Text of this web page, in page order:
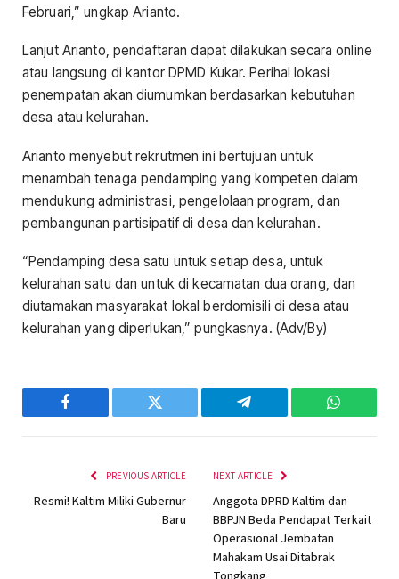
Februari,” ungkap Arianto.
Lanjut Arianto, pendaftaran dapat dilakukan secara online
atau langsung di kantor DPMD Kukar. Perihal lokasi
penempatan akan diumumkan berdasarkan kebutuhan
desa atau kelurahan.
Arianto menyebut rekrutmen ini bertujuan untuk
menambah tenaga pendamping yang kompeten dalam
mendukung administrasi, pengelolaan program, dan
pembangunan partisipatif di desa dan kelurahan.
“Pendamping desa satu untuk setiap desa, untuk
kelurahan satu dan untuk di kecamatan dua orang, dan
diutamakan masyarakat lokal berdomisili di desa atau
kelurahan yang diperlukan,” pungkasnya. (Adv/By)
Facebook Twitter Telegram
PREVIOUS ARTICLE
Resmi! Kaltim Miliki Gubernur
Baru
NEXT ARTICLE
Anggota DPRD Kaltim dan
BBPJN Beda Pendapat Terkait
Operasional Jembatan
Mahakam Usai Ditabrak
Tongkang